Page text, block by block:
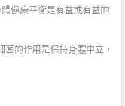
健康平衡是有益或有益的
的作用是保持身體中立，